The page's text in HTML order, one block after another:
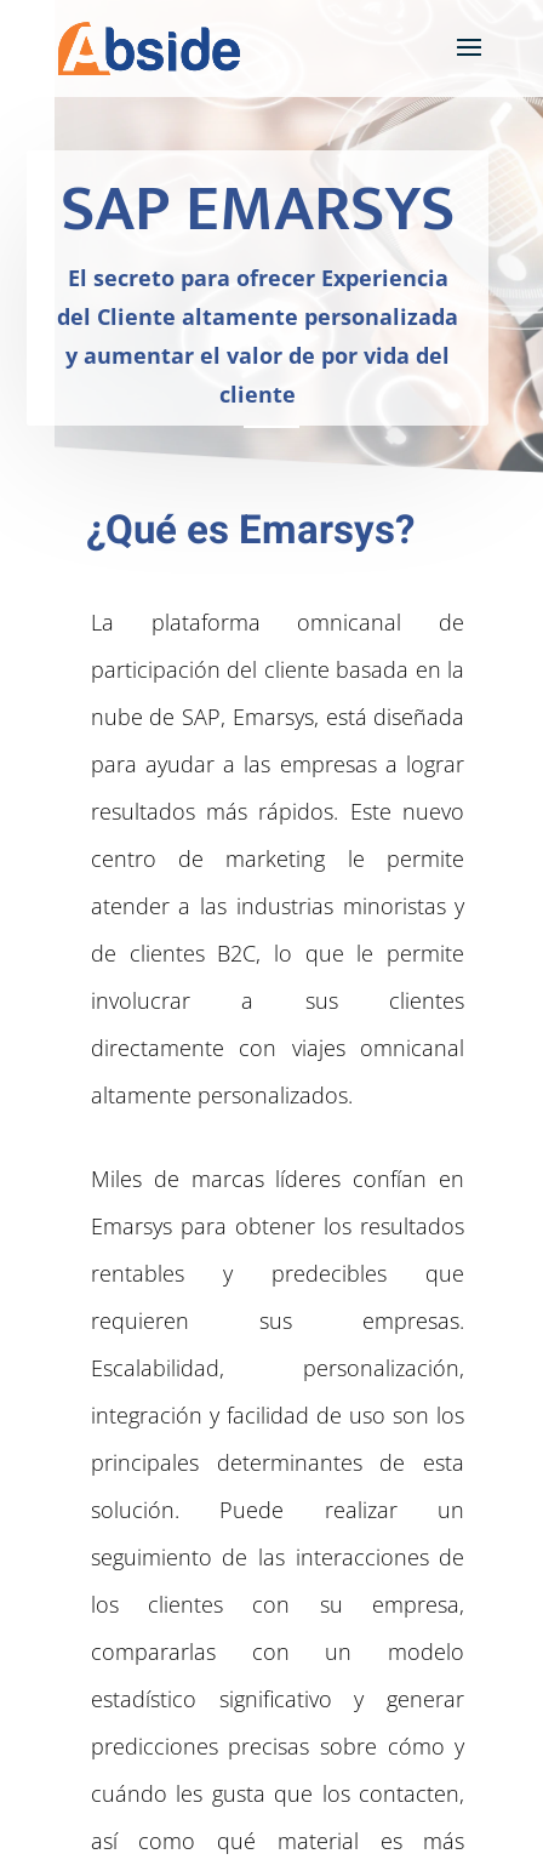
SAP EMARSYS
El secreto para ofrecer Experiencia
del Cliente altamente personalizada
y aumentar el valor de por vida del
cliente
¿Qué es Emarsys?
La plataforma omnicanal de
participación del cliente basada en la
nube de SAP, Emarsys, está diseñada
para ayudar a las empresas a lograr
resultados más rápidos. Este nuevo
centro de marketing le permite
atender a las industrias minoristas y
de clientes B2C, lo que le permite
involucrar a sus clientes
directamente con viajes omnicanal
altamente personalizados.
Miles de marcas líderes confían en
Emarsys para obtener los resultados
rentables y predecibles que
requieren sus empresas.
Escalabilidad, personalización,
integración y facilidad de uso son los
principales determinantes de esta
solución. Puede realizar un
seguimiento de las interacciones de
los clientes con su empresa,
compararlas con un modelo
estadístico significativo y generar
predicciones precisas sobre cómo y
cuándo les gusta que los contacten,
así como qué material es más